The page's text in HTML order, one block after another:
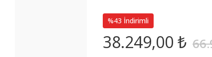
%43 İndirimli
38.249,00 ₺